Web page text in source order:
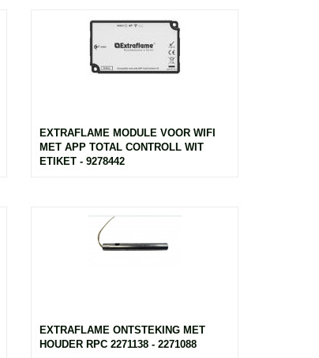
EXTRAFLAME MODULE VOOR WIFI
MET APP TOTAL CONTROLL WIT
ETIKET - 9278442
EXTRAFLAME ONTSTEKING MET
HOUDER RPC 2271138 - 2271088